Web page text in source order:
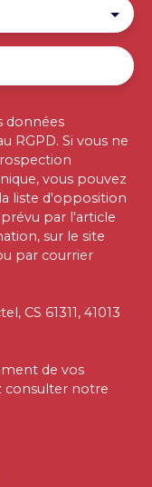
données
RGPD. Si vous ne
vous pouvez
liste d'opposition
par l'article
sur le site
par courrier
CS 61311, 41013
de vos
consulter notre